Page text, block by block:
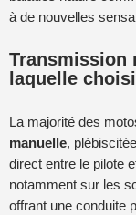
à de nouvelles
Transmission
laquelle
La majorité des
manuelle,
direct entre le pilote
notamment sur les
offrant une conduite